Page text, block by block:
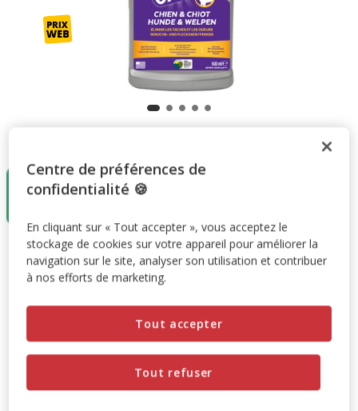
13.79€
-10% sur votre première commande* avec votre Carte
Voir conditions
Code: WELCOME10 Copier
Prix 13.79€, 24.19 EUR par kg
13.79€ (24.19€ / kg)
Centre de préférences de
confidentialité 🍪
En cliquant sur « Tout accepter », vous acceptez le
stockage de cookies sur votre appareil pour améliorer la
navigation sur le site, analyser son utilisation et contribuer
à nos efforts de marketing.
Tout refuser
Tout accepter